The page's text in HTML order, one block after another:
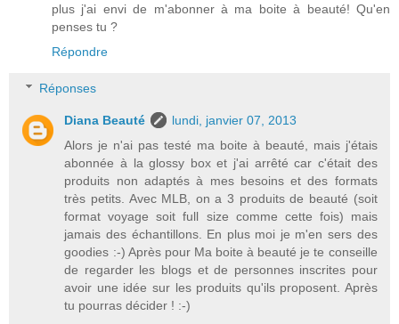
plus j'ai envi de m'abonner à ma boite à beauté! Qu'en
penses tu ?
Répondre
Réponses
Diana Beauté
lundi, janvier 07, 2013
Alors je n'ai pas testé ma boite à beauté, mais j'étais
abonnée à la glossy box et j'ai arrêté car c'était des
produits non adaptés à mes besoins et des formats
très petits. Avec MLB, on a 3 produits de beauté (soit
format voyage soit full size comme cette fois) mais
jamais des échantillons. En plus moi je m'en sers des
goodies :-) Après pour Ma boite à beauté je te conseille
de regarder les blogs et de personnes inscrites pour
avoir une idée sur les produits qu'ils proposent. Après
tu pourras décider ! :-)